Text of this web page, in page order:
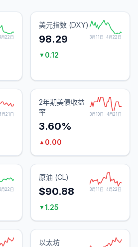
月22日
美元指数 (DXY)
98.29 3月11日 4月22日
▼ 0.12
月21日
2年期美债收益
率
3.60%
3月10日 4月21日
▲ 0.00
月22日
原油 (CL)
$90.88 3月11日 4月22日
▼1.25
以太坊